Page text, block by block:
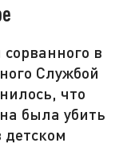
в
Службой
что
была убить
детском